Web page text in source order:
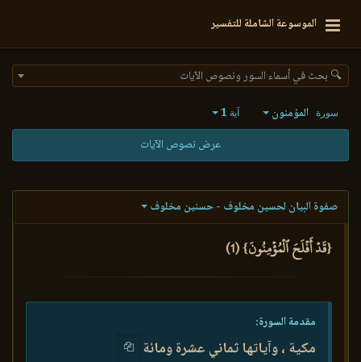
الموسوعة الشاملة للتفسير
🔍 بحث في أسماء السور ونصوص الآيات
سورة المؤمنون آية 1
عرض نصوص الآيات
صفوة البيان لحسين مخلوف - حسنين مخلوف
{قَدۡ أَفۡلَحَ ٱلۡمُؤۡمِنُونَ} (1)
مقدمة السورة:
مكية ، وآياتها ثماني عشرة ومائة